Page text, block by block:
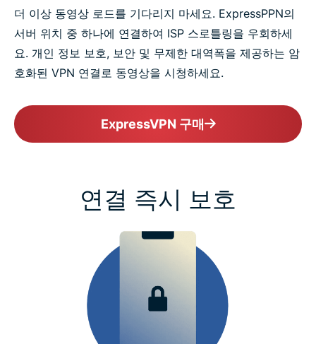
더 이상 동영상 로드를 기다리지 마세요. ExpressPPN의
서버 위치 중 하나에 연결하여 ISP 스로틀링을 우회하세
요. 개인 정보 보호, 보안 및 무제한 대역폭을 제공하는 암
호화된 VPN 연결로 동영상을 시청하세요.
ExpressVPN 구매
연결 즉시 보호